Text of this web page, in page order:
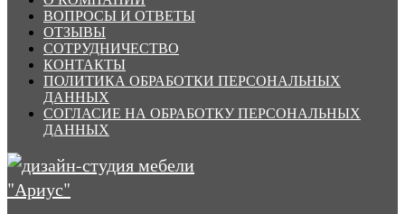
ВОПРОСЫ И ОТВЕТЫ
ОТЗЫВЫ
СОТРУДНИЧЕСТВО
КОНТАКТЫ
ПОЛИТИКА ОБРАБОТКИ ПЕРСОНАЛЬНЫХ
ДАННЫХ
СОГЛАСИЕ НА ОБРАБОТКУ ПЕРСОНАЛЬНЫХ
ДАННЫХ